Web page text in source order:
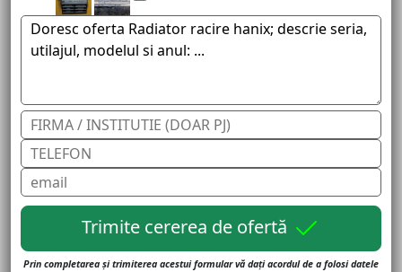
Trimite cererea de ofertă
Prin completarea și trimiterea acestui formular vă dați acordul de a folosi datele